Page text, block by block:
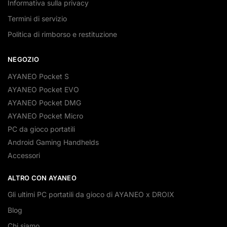
Informativa sulla privacy
Termini di servizio
Politica di rimborso e restituzione
NEGOZIO
AYANEO Pocket S
AYANEO Pocket EVO
AYANEO Pocket DMG
AYANEO Pocket Micro
PC da gioco portatili
Android Gaming Handhelds
Accessori
ALTRO CON AYANEO
Gli ultimi PC portatili da gioco di AYANEO x DROIX
Blog